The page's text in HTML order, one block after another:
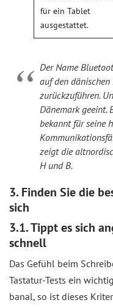
für ein Tablet
ausgestattet.
Der Name
auf den
zurückzuführen.
Dänemark geeint.
bekannt für seine
zeigt die
H und B.
3. Finden Sie die
sich
3.1. Tippt es sich
schnell
Das Gefühl beim
Tastatur-Tests ein
banal, so ist dieses